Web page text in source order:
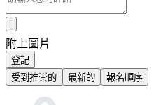
附上圖片
登記
受到推崇的
最新的 報名順序